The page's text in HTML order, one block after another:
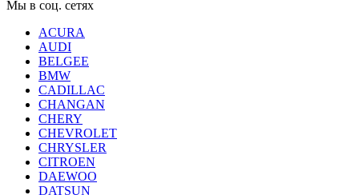
Мы в соц. сетях
ACURA
AUDI
BELGEE
BMW
CADILLAC
CHANGAN
CHERY
CHEVROLET
CHRYSLER
CITROEN
DAEWOO
DATSUN